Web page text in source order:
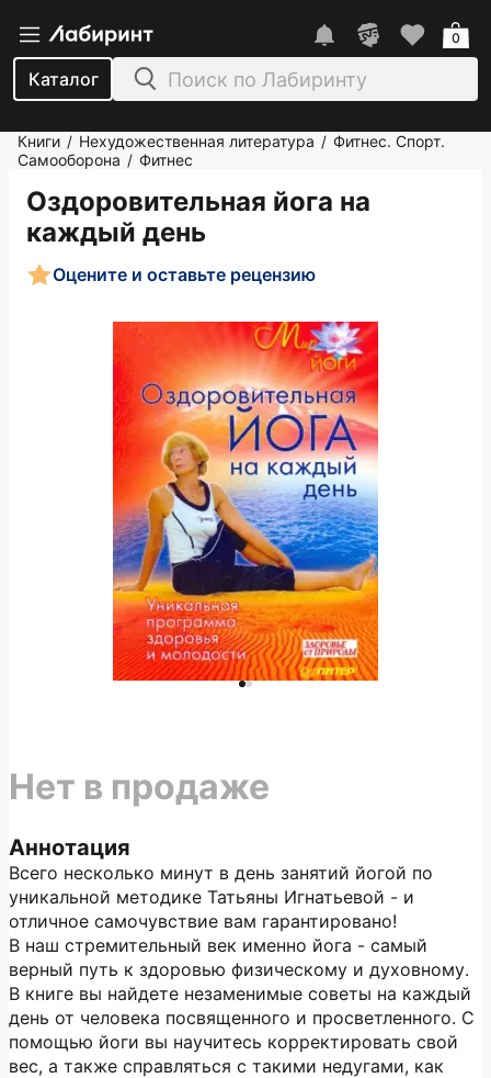
Каталог
0
Книги / Нехудожественная литература / Фитнес. Спорт.
Самооборона / Фитнес
Оздоровительная йога на
каждый день
Оцените и оставьте рецензию
Аннотация
Всего несколько минут в день занятий йогой по
уникальной методике Татьяны Игнатьевой - и
отличное самочувствие вам гарантировано!
В наш стремительный век именно йога - самый
верный путь к здоровью физическому и духовному.
В книге вы найдете незаменимые советы на каждый
день от человека посвященного и просветленного. С
помощью йоги вы научитесь корректировать свой
вес, а также справляться с такими недугами, как
Нет в продаже